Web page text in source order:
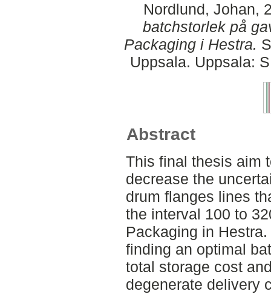
Nordlund, Johan,
batchstorlek på
Packaging i Hestra.
Uppsala. Uppsala:
Abstract
This final thesis aim
decrease the
drum flanges lines
the interval 100 to
Packaging in
finding an optimal
total storage cost
degenerate delivery